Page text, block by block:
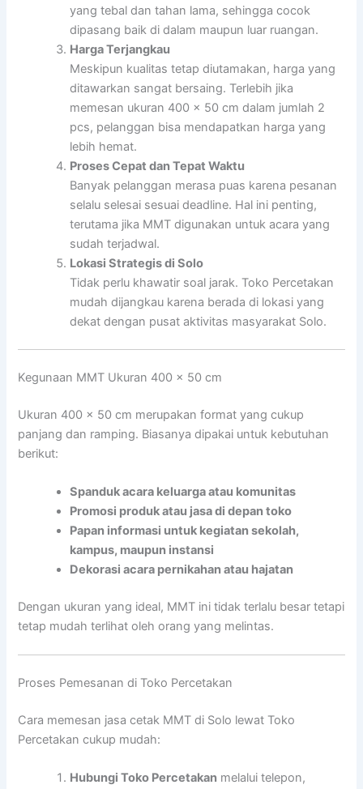
yang tebal dan tahan lama, sehingga cocok
dipasang baik di dalam maupun luar ruangan.
Harga Terjangkau
Meskipun kualitas tetap diutamakan, harga yang
ditawarkan sangat bersaing. Terlebih jika
memesan ukuran 400 x 50 cm dalam jumlah 2
pcs, pelanggan bisa mendapatkan harga yang
lebih hemat.
Proses Cepat dan Tepat Waktu
Banyak pelanggan merasa puas karena pesanan
selalu selesai sesuai deadline. Hal ini penting,
terutama jika MMT digunakan untuk acara yang
sudah terjadwal.
Lokasi Strategis di Solo
Tidak perlu khawatir soal jarak. Toko Percetakan
mudah dijangkau karena berada di lokasi yang
dekat dengan pusat aktivitas masyarakat Solo.
Kegunaan MMT Ukuran 400 x 50 cm
Ukuran 400 x 50 cm merupakan format yang cukup
panjang dan ramping. Biasanya dipakai untuk kebutuhan
berikut:
Spanduk acara keluarga atau komunitas
Promosi produk atau jasa di depan toko
Papan informasi untuk kegiatan sekolah,
kampus, maupun instansi
Dekorasi acara pernikahan atau hajatan
Dengan ukuran yang ideal, MMT ini tidak terlalu besar tetapi
tetap mudah terlihat oleh orang yang melintas.
Proses Pemesanan di Toko Percetakan
Cara memesan jasa cetak MMT di Solo lewat Toko
Percetakan cukup mudah:
Hubungi Toko Percetakan melalui telepon,